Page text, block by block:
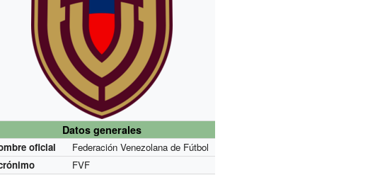
Datos generales
oficial
Federación Venezolana de Fútbol
FVF